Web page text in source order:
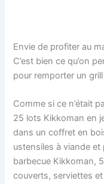
Envie de profiter au
C’est bien ce qu’on
pour remporter un
Comme si ce n’était
25 lots Kikkoman en
dans un coffret en
ustensiles à viande
barbecue Kikkoman,
couverts, serviettes